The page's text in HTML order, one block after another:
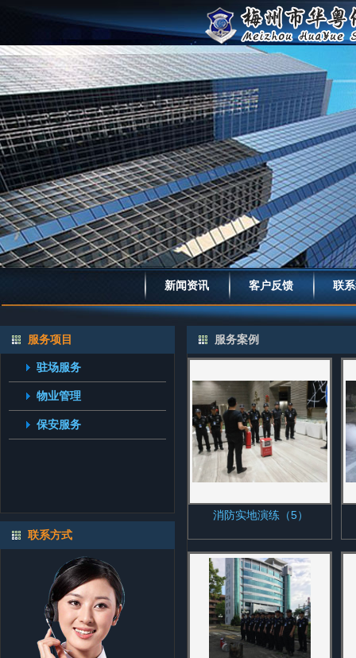
新闻资讯 客户反馈 联
服务项目
驻场服务
物业管理
保安服务
联系方式
服务案例
消防实地演练（5）